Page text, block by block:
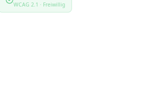
WCAG 2.1 · Freiwillig